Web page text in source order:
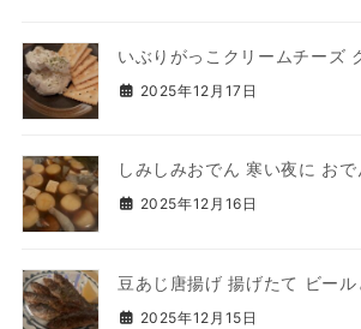
いぶりがっこクリームチーズ
2025年12月17日
しみしみおでん 寒い夜に おで
2025年12月16日
豆あじ唐揚げ 揚げたて ビール
2025年12月15日